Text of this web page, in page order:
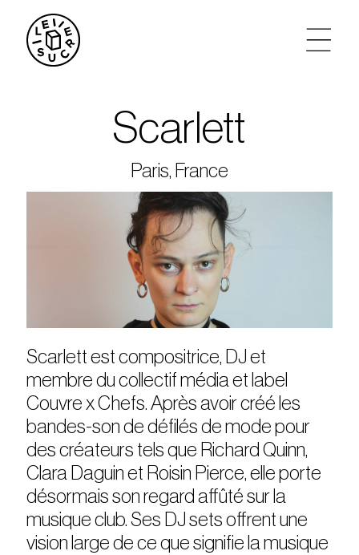
agenda
tickets
le sucre max
partenariats
privatisations
Scarlett
Paris, France
Scarlett est compositrice, DJ et
membre du collectif média et label
Couvre x Chefs. Après avoir créé les
bandes-son de défilés de mode pour
des créateurs tels que Richard Quinn,
Clara Daguin et Roisin Pierce, elle porte
désormais son regard affûté sur la
musique club. Ses DJ sets offrent une
vision large de ce que signifie la musique